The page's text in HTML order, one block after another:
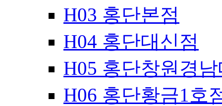
H03 홍단본점
H04 홍단대신점
H05 홍단창원경
H06 홍단황금1호